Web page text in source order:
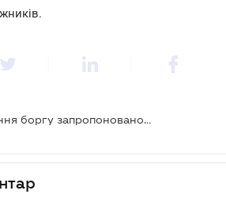
Регулювання прощення боргу запропоновано вдосконалити